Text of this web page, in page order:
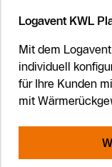
Logavent KWL
Mit dem
individuell
für Ihre Kunden
mit